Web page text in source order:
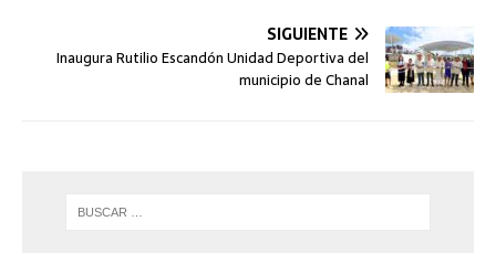
SIGUIENTE
Inaugura Rutilio Escandón Unidad Deportiva del
municipio de Chanal